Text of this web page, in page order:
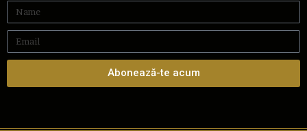
Abonează-te acum